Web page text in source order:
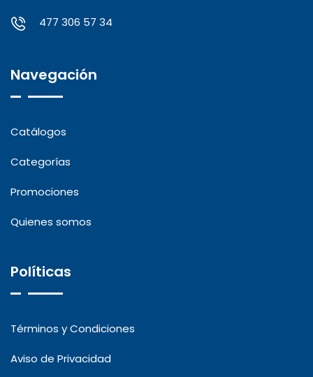
477 306 57 34
Navegación
Catálogos
Categorías
Promociones
Quienes somos
Políticas
Términos y Condiciones
Aviso de Privacidad